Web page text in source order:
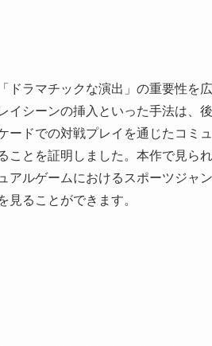
ドラマチックな演出」の重要性を
シーンの挿入といった手法は、後
ードでの対戦プレイを通じたコミ
ことを証明しました。本作で見ら
アルゲームにおけるスポーツジャ
ることができます。